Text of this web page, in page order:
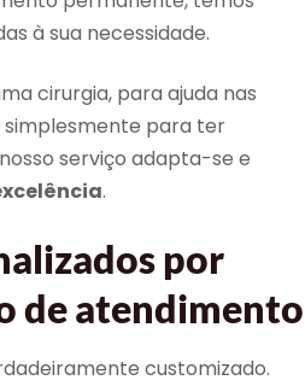
à sua necessidade.
cirurgia, para ajuda nas
simplesmente para ter
serviço adapta-se e
.
por
de atendimento
customizado.